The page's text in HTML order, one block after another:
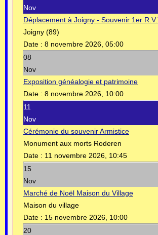
Nov
Déplacement à Joigny - Souvenir 1er
Joigny (89)
Date : 8 novembre 2026, 05:00
08
Nov
Exposition généalogie et patrimoine
Date : 8 novembre 2026, 10:00
11
Nov
Cérémonie du souvenir Armistice
Monument aux morts Roderen
Date : 11 novembre 2026, 10:45
15
Nov
Marché de Noël Maison du Village
Maison du village
Date : 15 novembre 2026, 10:00
20